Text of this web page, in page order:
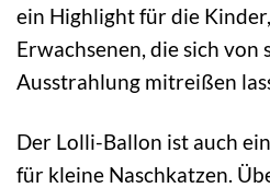
ein Highlight für die
Erwachsenen, die sich
Ausstrahlung mitreißen
Der Lolli-Ballon ist auch
für kleine Naschkatzen.